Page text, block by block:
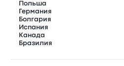
Польша
Германия
Болгария
Испания
Канада
Бразилия